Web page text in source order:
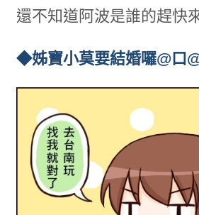
還不知道阿波是誰的趕快
◆姊寶小莫要結婚囉@口